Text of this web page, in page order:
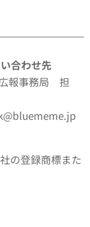
合わせ先
報事務局 担
の登録商標また